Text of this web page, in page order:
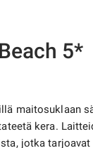
5*
maitosuklaan
kera.
jotka tarjoavat